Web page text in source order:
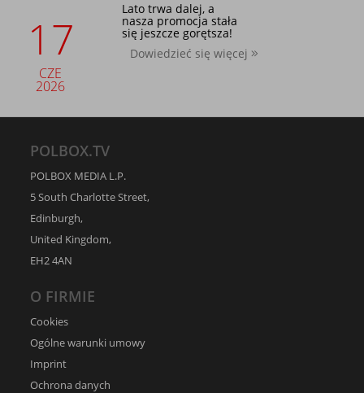
17
CZE
2026
Lato trwa dalej, a
nasza promocja stała
się jeszcze gorętsza!
Dowiedzieć się więcej
POLBOX.TV
POLBOX MEDIA L.P.
5 South Charlotte Street,
Edinburgh,
United Kingdom,
EH2 4AN
O FIRMIE
Cookies
Ogólne warunki umowy
Imprint
Ochrona danych